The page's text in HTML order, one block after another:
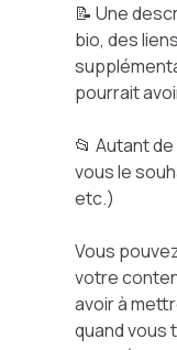
📝 Une
bio, des
pourrait
📂 Autant
vous le
etc.)
Vous
votre
avoir à
quand vous